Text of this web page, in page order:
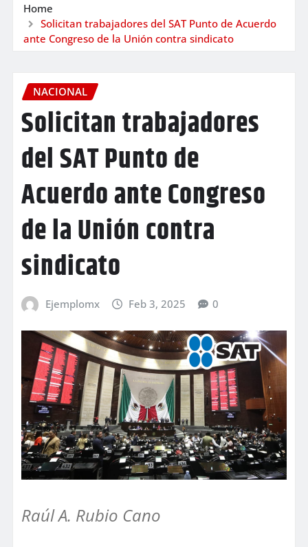
Home
Solicitan trabajadores del SAT Punto de Acuerdo
ante Congreso de la Unión contra sindicato
NACIONAL
Solicitan trabajadores
del SAT Punto de
Acuerdo ante Congreso
de la Unión contra
sindicato
Ejemplomx Feb 3, 2025 0
Raúl A. Rubio Cano